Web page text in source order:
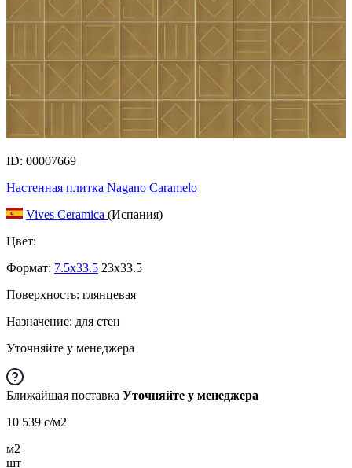
ID: 00007669
Настенная плитка Nagano Caramelo
Vives Ceramica (Испания)
Цвет:
Формат: 7.5x33.5 23x33.5
Поверхность: глянцевая
Назначение: для стен
Уточняйте у менеджера
Ближайшая поставка Уточняйте у менеджера
10 539 c/м2
м2
шт